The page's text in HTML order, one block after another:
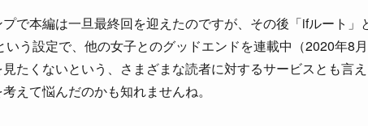
で本編は一旦最終回を迎えたのですが、その後「ifルート
う設定で、他の女子とのグッドエンドを連載中（2020年8
たくないという、さまざまな読者に対するサービスとも言
えて悩んだのかも知れませんね。